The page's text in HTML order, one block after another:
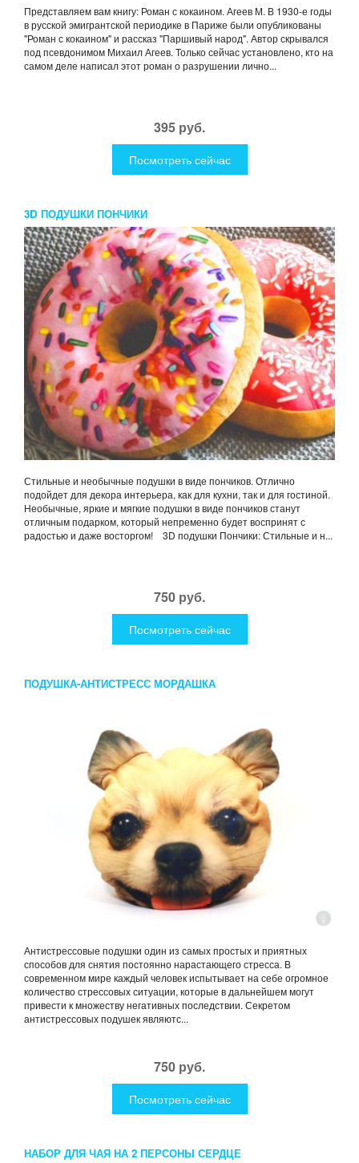
Представляем вам книгу: Роман с кокаином. Агеев М. В 1930-е годы
в русской эмигрантской периодике в Париже были опубликованы
"Роман с кокаином" и рассказ "Паршивый народ". Автор скрывался
под псевдонимом Михаил Агеев. Только сейчас установлено, кто на
самом деле написал этот роман о разрушении лично...
395 руб.
Посмотреть сейчас
3D ПОДУШКИ ПОНЧИКИ
Стильные и необычные подушки в виде пончиков. Отлично
подойдет для декора интерьера, как для кухни, так и для гостиной.
Необычные, яркие и мягкие подушки в виде пончиков станут
отличным подарком, который непременно будет воспринят с
радостью и даже восторгом! 3D подушки Пончики: Стильные и н...
750 руб.
Посмотреть сейчас
ПОДУШКА-АНТИСТРЕСС МОРДАШКА
Антистрессовые подушки один из самых простых и приятных
способов для снятия постоянно нарастающего стресса. В
современном мире каждый человек испытывает на себе огромное
количество стрессовых ситуации, которые в дальнейшем могут
привести к множеству негативных последствии. Секретом
антистрессовых подушек являютс...
750 руб.
Посмотреть сейчас
НАБОР ДЛЯ ЧАЯ НА 2 ПЕРСОНЫ СЕРДЦЕ